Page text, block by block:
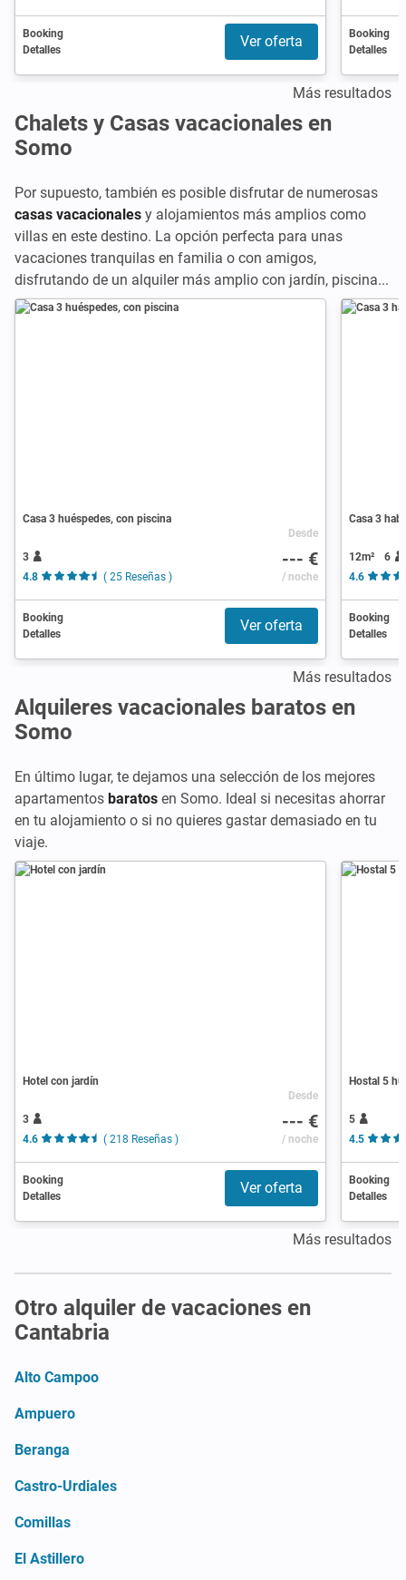
Booking
Detalles
Ver oferta
Booking
Detalles
Más resultados
Chalets y Casas vacacionales en
Somo
Por supuesto, también es posible disfrutar de numerosas
casas vacacionales y alojamientos más amplios como
villas en este destino. La opción perfecta para unas
vacaciones tranquilas en familia o con amigos,
disfrutando de un alquiler más amplio con jardín, piscina...
Casa 3 huéspedes, con piscina
3
4.8
( 25 Reseñas )
Desde
--- €
/ noche
Booking
Detalles
Ver oferta
Casa 3
12m²
6
4.6
Booking
Detalles
Más resultados
Alquileres vacacionales baratos en
Somo
En último lugar, te dejamos una selección de los mejores
apartamentos baratos en Somo. Ideal si necesitas ahorrar
en tu alojamiento o si no quieres gastar demasiado en tu
viaje.
Hotel con jardín
3
4.6
( 218 Reseñas )
Desde
--- €
/ noche
Booking
Detalles
Ver oferta
Hostal 5
5
4.5
Booking
Detalles
Más resultados
Otro alquiler de vacaciones en
Cantabria
Alto Campoo
Ampuero
Beranga
Castro-Urdiales
Comillas
El Astillero